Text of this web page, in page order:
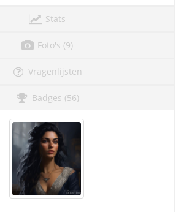
Stats
Foto's (9)
Vragenlijsten
Badges (56)